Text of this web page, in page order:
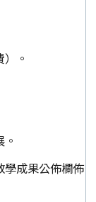
。
學成果公佈欄佈